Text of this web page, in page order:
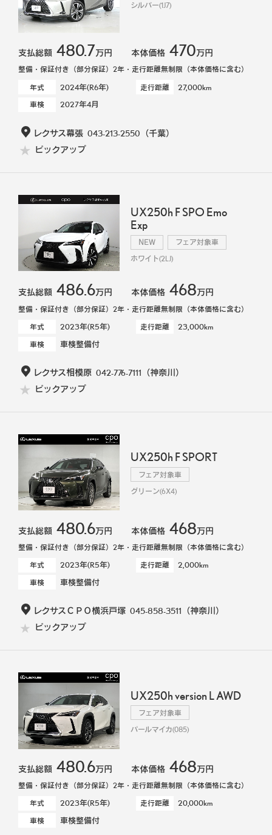
シルバー(1J7)
支払総額 480.7万円 本体価格 470万円
整備・保証付き（部分保証）2年・走行距離無制限（本体価格に含む）
年式
2024年(R6年) 走行距離 27,000km
車検 2027年4月
レクサス幕張 043-213-2550 （千葉）
ピックアップ
UX250h F SPO Emo
Exp
NEW フェア対象車
ホワイト(2LJ)
支払総額 486.6万円 本体価格 468万円
整備・保証付き（部分保証）2年・走行距離無制限（本体価格に含む）
年式
2023年(R5年) 走行距離 23,000km
車検 車検整備付
レクサス相模原 042-776-7111 （神奈川）
ピックアップ
UX250h F SPORT
フェア対象車
グリーン(6X4)
支払総額 480.6万円 本体価格 468万円
整備・保証付き（部分保証）2年・走行距離無制限（本体価格に含む）
年式
2023年(R5年) 走行距離 2,000km
車検 車検整備付
レクサスＣＰＯ横浜戸塚 045-858-3511 （神奈川）
ピックアップ
UX250h version L AWD
フェア対象車
パールマイカ(085)
支払総額 480.6万円 本体価格 468万円
整備・保証付き（部分保証）2年・走行距離無制限（本体価格に含む）
年式
2023年(R5年) 走行距離 20,000km
車検 車検整備付